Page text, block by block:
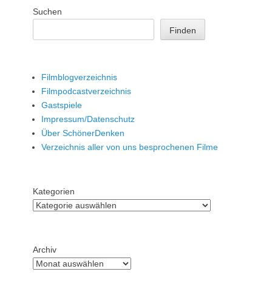
Suchen
Finden
Filmblogverzeichnis
Filmpodcastverzeichnis
Gastspiele
Impressum/Datenschutz
Über SchönerDenken
Verzeichnis aller von uns besprochenen Filme
Kategorien
Archiv